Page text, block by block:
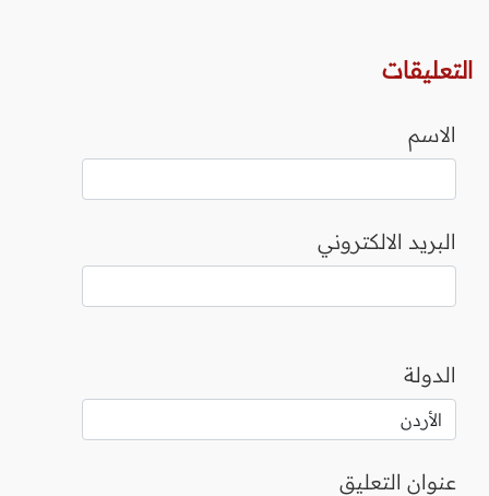
التعليقات
الاسم
البريد الالكتروني
الدولة
عنوان التعليق